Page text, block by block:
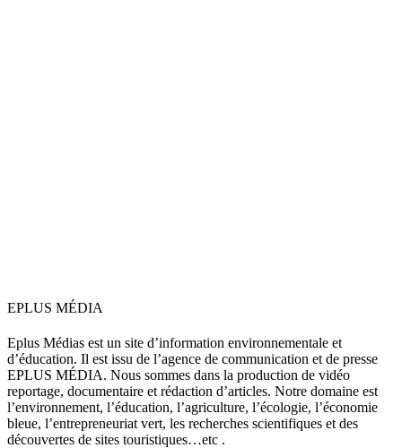
EPLUS MÉDIA
Eplus Médias est un site d’information environnementale et
d’éducation. Il est issu de l’agence de communication et de presse
EPLUS MÉDIA. Nous sommes dans la production de vidéo
reportage, documentaire et rédaction d’articles. Notre domaine est
l’environnement, l’éducation, l’agriculture, l’écologie, l’économie
bleue, l’entrepreneuriat vert, les recherches scientifiques et des
découvertes de sites touristiques…etc .